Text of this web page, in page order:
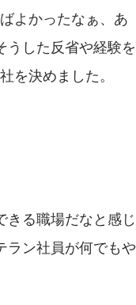
よかったなぁ、あ
うした反省や経験を
を決めました。
きる職場だなと感じ
ラン社員が何でもや